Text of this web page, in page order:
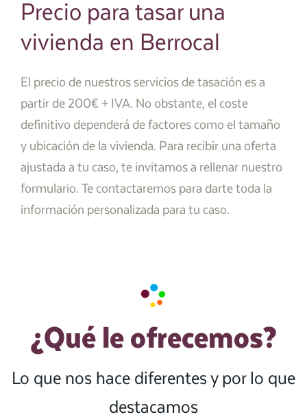
Precio para tasar una
vivienda en Berrocal
El precio de nuestros servicios de tasación es a
partir de 200€ + IVA. No obstante, el coste
definitivo dependerá de factores como el tamaño
y ubicación de la vivienda. Para recibir una oferta
ajustada a tu caso, te invitamos a rellenar nuestro
formulario. Te contactaremos para darte toda la
información personalizada para tu caso.
¿Qué le ofrecemos?
Lo que nos hace diferentes y por lo que
destacamos